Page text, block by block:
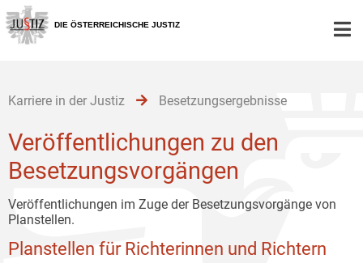
Zur
Hauptnavigation
[1]
Zum
Inhalt
[2]
Zum
Untermenü
[3]
DIE ÖSTERREICHISCHE JUSTIZ
Karriere in der Justiz Besetzungsergebnisse
Veröffentlichungen zu den
Besetzungsvorgängen
Veröffentlichungen im Zuge der Besetzungsvorgänge von
Planstellen.
Planstellen für Richterinnen und Richtern